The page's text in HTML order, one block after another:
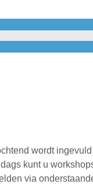
wordt
kunt u
via